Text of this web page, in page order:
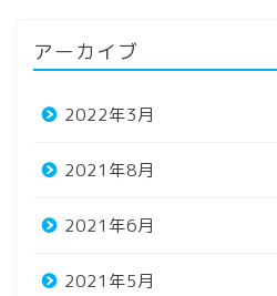
アーカイブ
2022年3月
2021年8月
2021年6月
2021年5月